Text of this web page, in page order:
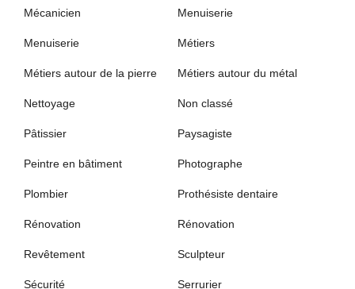
Mécanicien Menuiserie
Menuiserie Métiers
Métiers autour de la pierre Métiers autour du métal
Nettoyage Non classé
Pâtissier Paysagiste
Peintre en bâtiment Photographe
Plombier Prothésiste dentaire
Rénovation Rénovation
Revêtement Sculpteur
Sécurité Serrurier